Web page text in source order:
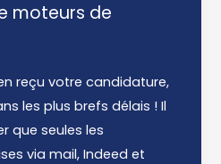
moteurs de
reçu votre candidature,
les plus brefs délais ! Il
que seules les
via mail, Indeed et